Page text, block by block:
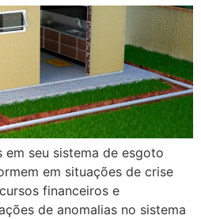
seu sistema de esgoto
em situações de crise
financeiros e
de anomalias no sistema